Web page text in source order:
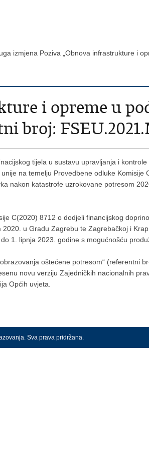
izmjena Poziva „Obnova infrastrukture i
i opreme u
broj:
tijela u sustavu upravljanja i
na temelju Provedbene odluke Komisije
nakon katastrofe uzrokovane potresom
C(2020) 8712 o dodjeli financijskog
u Gradu Zagrebu te Zagrebačkoj i
1. lipnja 2023. godine s mogućnošću
oštećene potresom“ (referentni
novu verziju Zajedničkih nacionalnih
Općih uvjeta.
Sva prava pridržana.